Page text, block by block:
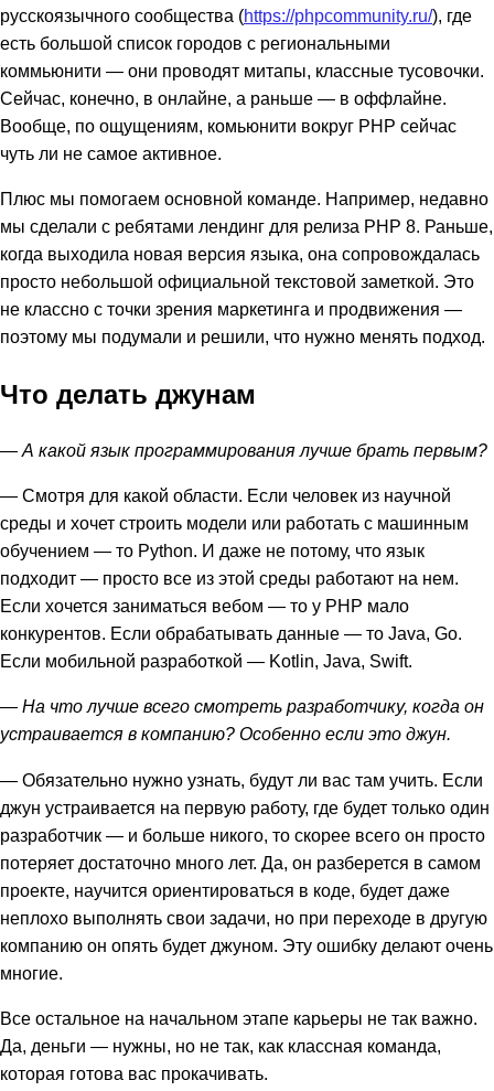
русскоязычного сообщества (https://phpcommunity.ru/), где
есть большой список городов с региональными
коммьюнити — они проводят митапы, классные тусовочки.
Сейчас, конечно, в онлайне, а раньше — в оффлайне.
Вообще, по ощущениям, комьюнити вокруг PHP сейчас
чуть ли не самое активное.
Плюс мы помогаем основной команде. Например, недавно
мы сделали с ребятами лендинг для релиза PHP 8. Раньше,
когда выходила новая версия языка, она сопровождалась
просто небольшой официальной текстовой заметкой. Это
не классно с точки зрения маркетинга и продвижения —
поэтому мы подумали и решили, что нужно менять подход.
Что делать джунам
— А какой язык программирования лучше брать первым?
— Смотря для какой области. Если человек из научной
среды и хочет строить модели или работать с машинным
обучением — то Python. И даже не потому, что язык
подходит — просто все из этой среды работают на нем.
Если хочется заниматься вебом — то у PHP мало
конкурентов. Если обрабатывать данные — то Java, Go.
Если мобильной разработкой — Kotlin, Java, Swift.
— На что лучше всего смотреть разработчику, когда он
устраивается в компанию? Особенно если это джун.
— Обязательно нужно узнать, будут ли вас там учить. Если
джун устраивается на первую работу, где будет только один
разработчик — и больше никого, то скорее всего он просто
потеряет достаточно много лет. Да, он разберется в самом
проекте, научится ориентироваться в коде, будет даже
неплохо выполнять свои задачи, но при переходе в другую
компанию он опять будет джуном. Эту ошибку делают очень
многие.
Все остальное на начальном этапе карьеры не так важно.
Да, деньги — нужны, но не так, как классная команда,
которая готова вас прокачивать.